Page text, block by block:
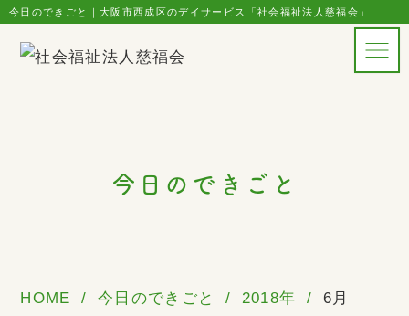
今日のできごと｜大阪市西成区のデイサービス「社会福祉法人慈福会」
今日のできごと
HOME 今日のできごと 2018年 6月